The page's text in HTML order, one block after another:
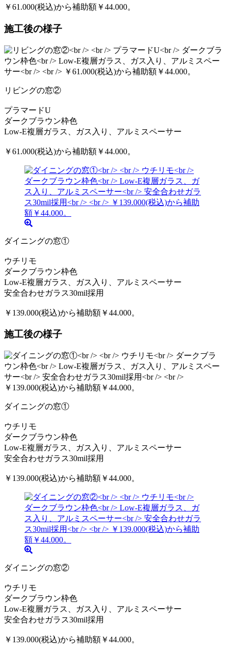
￥61.000(税込)から補助額￥44.000。
施工後の様子
リビングの窓②
プラマードU
ダークブラウン枠色
Low-E複層ガラス、ガス入り、アルミスペーサー
￥61.000(税込)から補助額￥44.000。
ダイニングの窓①
ウチリモ
ダークブラウン枠色
Low-E複層ガラス、ガス入り、アルミスペーサー
安全合わせガラス30mil採用
￥139.000(税込)から補助額￥44.000。
施工後の様子
ダイニングの窓①
ウチリモ
ダークブラウン枠色
Low-E複層ガラス、ガス入り、アルミスペーサー
安全合わせガラス30mil採用
￥139.000(税込)から補助額￥44.000。
ダイニングの窓②
ウチリモ
ダークブラウン枠色
Low-E複層ガラス、ガス入り、アルミスペーサー
安全合わせガラス30mil採用
￥139.000(税込)から補助額￥44.000。